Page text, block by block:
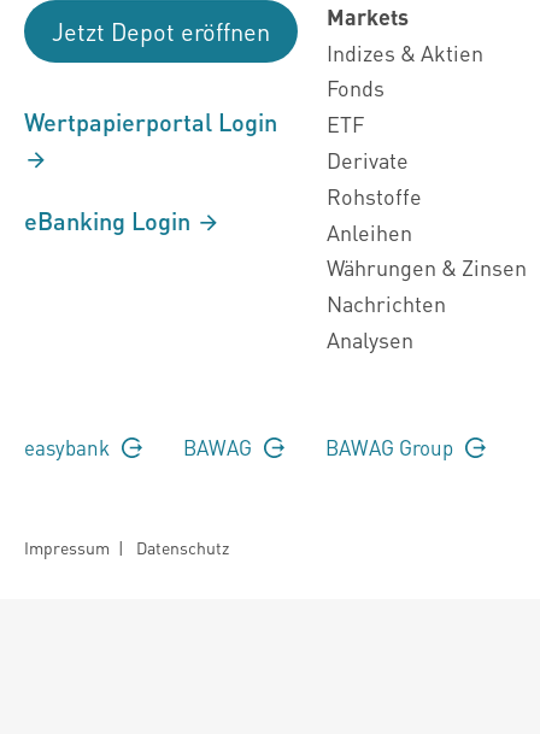
Jetzt Depot eröffnen
Wertpapierportal Login
eBanking Login
Markets
Indizes & Aktien
Fonds
ETF
Derivate
Rohstoffe
Anleihen
Währungen & Zinsen
Nachrichten
Analysen
easybank BAWAG BAWAG Group
Impressum | Datenschutz